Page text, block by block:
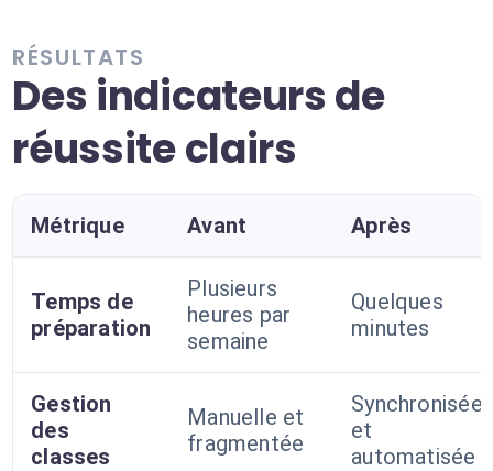
RÉSULTATS
Des indicateurs de
réussite clairs
Métrique Avant Après
Temps de
préparation
Plusieurs
heures par
semaine
Quelques
minutes
Gestion
des
classes
Manuelle et
fragmentée
Synchronisée
et
automatisée